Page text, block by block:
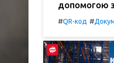
допомогою
#QR-код #